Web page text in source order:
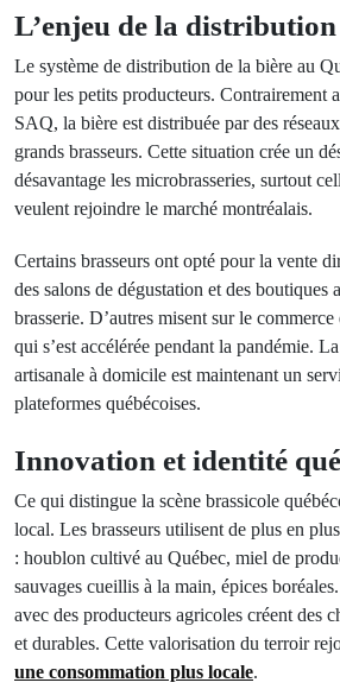
L’enjeu de la distribution
Le système de distribution de la bière au
pour les petits producteurs. Contrairement
SAQ, la bière est distribuée par des
grands brasseurs. Cette situation crée un
désavantage les microbrasseries, surtout
veulent rejoindre le marché montréalais.
Certains brasseurs ont opté pour la vente
des salons de dégustation et des boutiques
brasserie. D’autres misent sur le
qui s’est accélérée pendant la pandémie.
artisanale à domicile est maintenant un
plateformes québécoises.
Innovation et identité
Ce qui distingue la scène brassicole
local. Les brasseurs utilisent de plus en
: houblon cultivé au Québec, miel de
sauvages cueillis à la main, épices
avec des producteurs agricoles créent des
et durables. Cette valorisation du terroir
une consommation plus locale.